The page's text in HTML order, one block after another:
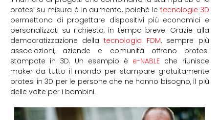
protesi su misura è in aumento, poiché le tecnologie 3D
permettono di progettare dispositivi più economici e
personalizzati su richiesta, in tempo breve. Grazie alla
democratizzazione dellatecnologia FDM, sempre più
associazioni, aziende e comunità offrono protesi
stampate in 3D. Un esempio è e-NABLE che riunisce
maker da tutto il mondo per stampare gratuitamente
protesi in 3D per le persone che ne hanno bisogno, il più
delle volte per i bambini.